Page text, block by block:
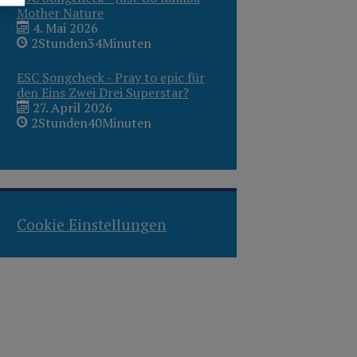
Mother Nature
4. Mai 2026
2Stunden34Minuten
ESC Songcheck - Pray to epic für
den Eins Zwei Drei Superstar?
27. April 2026
2Stunden40Minuten
Cookie Einstellungen